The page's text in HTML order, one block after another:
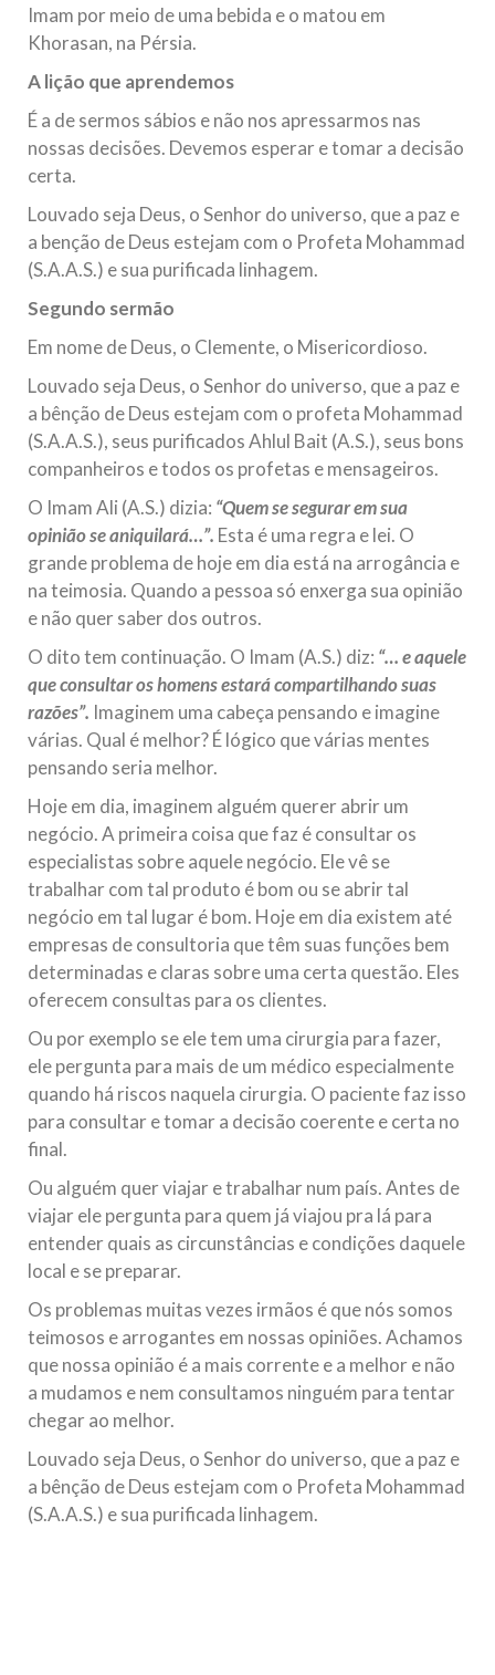
Imam por meio de uma bebida e o matou em
Khorasan, na Pérsia.
A lição que aprendemos
É a de sermos sábios e não nos apressarmos nas
nossas decisões. Devemos esperar e tomar a decisão
certa.
Louvado seja Deus, o Senhor do universo, que a paz e
a benção de Deus estejam com o Profeta Mohammad
(S.A.A.S.) e sua purificada linhagem.
Segundo sermão
Em nome de Deus, o Clemente, o Misericordioso.
Louvado seja Deus, o Senhor do universo, que a paz e
a bênção de Deus estejam com o profeta Mohammad
(S.A.A.S.), seus purificados Ahlul Bait (A.S.), seus bons
companheiros e todos os profetas e mensageiros.
O Imam Ali (A.S.) dizia: “Quem se segurar em sua
opinião se aniquilará…”. Esta é uma regra e lei. O
grande problema de hoje em dia está na arrogância e
na teimosia. Quando a pessoa só enxerga sua opinião
e não quer saber dos outros.
O dito tem continuação. O Imam (A.S.) diz: “… e aquele
que consultar os homens estará compartilhando suas
razões”. Imaginem uma cabeça pensando e imagine
várias. Qual é melhor? É lógico que várias mentes
pensando seria melhor.
Hoje em dia, imaginem alguém querer abrir um
negócio. A primeira coisa que faz é consultar os
especialistas sobre aquele negócio. Ele vê se
trabalhar com tal produto é bom ou se abrir tal
negócio em tal lugar é bom. Hoje em dia existem até
empresas de consultoria que têm suas funções bem
determinadas e claras sobre uma certa questão. Eles
oferecem consultas para os clientes.
Ou por exemplo se ele tem uma cirurgia para fazer,
ele pergunta para mais de um médico especialmente
quando há riscos naquela cirurgia. O paciente faz isso
para consultar e tomar a decisão coerente e certa no
final.
Ou alguém quer viajar e trabalhar num país. Antes de
viajar ele pergunta para quem já viajou pra lá para
entender quais as circunstâncias e condições daquele
local e se preparar.
Os problemas muitas vezes irmãos é que nós somos
teimosos e arrogantes em nossas opiniões. Achamos
que nossa opinião é a mais corrente e a melhor e não
a mudamos e nem consultamos ninguém para tentar
chegar ao melhor.
Louvado seja Deus, o Senhor do universo, que a paz e
a bênção de Deus estejam com o Profeta Mohammad
(S.A.A.S.) e sua purificada linhagem.